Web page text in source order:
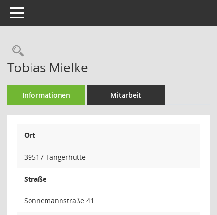
Toggle navigation
Rechercheauswahl
Tobias Mielke
Informationen Mitarbeit
Ort
39517 Tangerhütte
Straße
Sonnemannstraße 41